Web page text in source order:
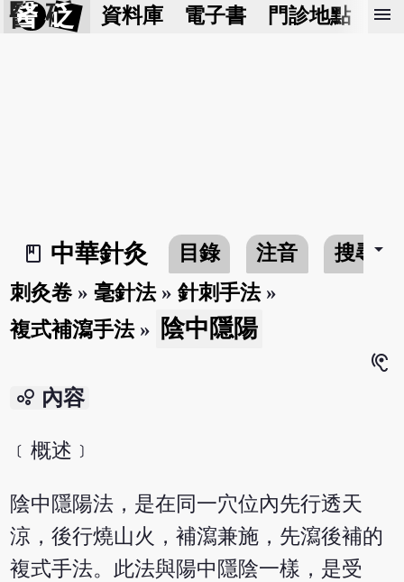
醫 砭 資料庫 電子書 門診地點 預
menu
book_2
中華針灸 目錄 注音 搜尋arrow_drop_down
刺灸卷 »毫針法»針刺手法»
複式補瀉手法» 陰中隱陽
hearing
bubble_chart 內容
﹝概述﹞
陰中隱陽法，是在同一穴位內先行透天
涼，後行燒山火，補瀉兼施，先瀉後補的
複式手法。此法與陽中隱陰一樣，是受